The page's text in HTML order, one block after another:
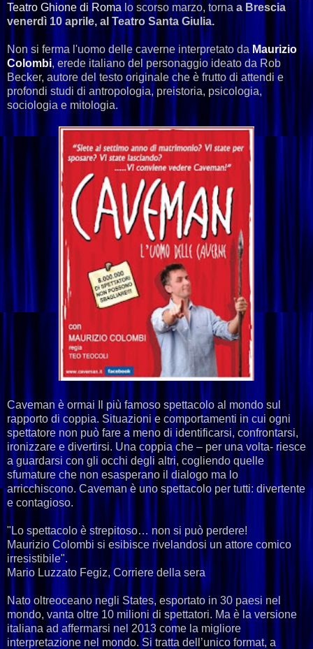
Teatro Ghione di Roma lo scorso marzo, torna a Brescia
venerdì 10 aprile, al Teatro Santa Giulia.
Non si ferma l'uomo delle caverne interpretato da Maurizio
Colombi, erede italiano del personaggio ideato da Rob
Becker, autore del testo originale che è frutto di attendi e
profondi studi di antropologia, preistoria, psicologia,
sociologia e mitologia.
Caveman è ormai Il più famoso spettacolo al mondo sul
rapporto di coppia. Situazioni e comportamenti in cui ogni
spettatore non può fare a meno di identificarsi, confrontarsi,
ironizzare e divertirsi. Una coppia che – per una volta- riesce
a guardarsi con gli occhi degli altri, cogliendo quelle
sfumature che non esasperano il dialogo ma lo
arricchiscono. Caveman è uno spettacolo per tutti: divertente
e contagioso.
"Lo spettacolo è strepitoso… non si può perdere!
Maurizio Colombi si esibisce rivelandosi un attore comico
irresistibile".
Mario Luzzato Fegiz, Corriere della sera
Nato oltreoceano negli States, esportato in 30 paesi nel
mondo, vanta oltre 10 milioni di spettatori. Ma è la versione
italiana ad affermarsi nel 2013 come la migliore
interpretazione nel mondo. Si tratta dell’unico format, a